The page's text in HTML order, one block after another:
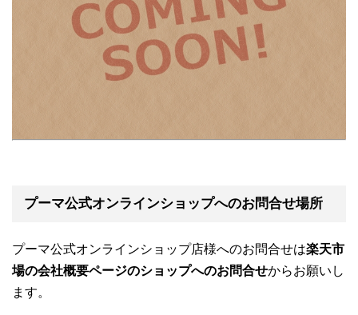
プーマ公式オンラインショップへのお問合せ場所
プーマ公式オンラインショップ店様へのお問合せは楽天市
場の会社概要ページのショップへのお問合せからお願いし
ます。